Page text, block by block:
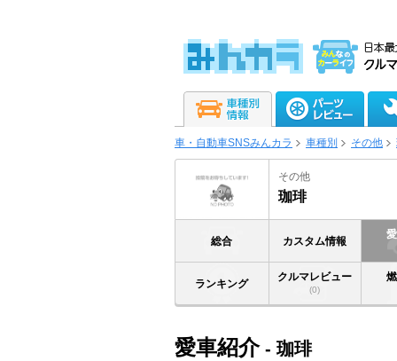
車・自動車SNSみんカラ 車種別 その他
その他
珈琲
総合 カスタム情報
ランキング
クルマレビュー
(0)
愛車紹介- 珈琲